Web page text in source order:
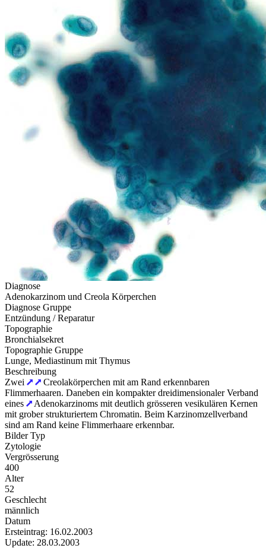
Diagnose
Adenokarzinom und Creola Körperchen
Diagnose Gruppe
Entzündung / Reparatur
Topographie
Bronchialsekret
Topographie Gruppe
Lunge, Mediastinum mit Thymus
Beschreibung
Zwei
Creolakörperchen mit am Rand erkennbaren
Flimmerhaaren. Daneben ein kompakter dreidimensionaler Verband
eines
Adenokarzinoms mit deutlich grösseren vesikulären Kernen
mit grober strukturiertem Chromatin. Beim Karzinomzellverband
sind am Rand keine Flimmerhaare erkennbar.
Bilder Typ
Zytologie
Vergrösserung
400
Alter
52
Geschlecht
männlich
Datum
Ersteintrag: 16.02.2003
Update: 28.03.2003